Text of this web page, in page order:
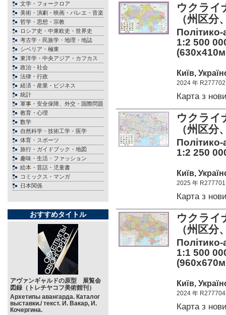
文学・フォークロア
美術・演劇・映画・バレエ・音楽
哲学・思想・宗教
ロシア史・中東欧史・世界史
考古学・民族学・地理・地誌
シベリア・極東
東洋学・中央アジア・カフカス
政治・社会
法律・行政
経済・産業・ビジネス
統計
軍事・安全保障、外交・国際問題
教育・心理
数学
自然科学・技術工学・医学
体育・スポーツ
旅行・ガイドブック・地図
趣味・生活・ファッション
絵本・昔話・児童書
コミックス・マンガ
日本関係
おすすめタイトル
アヴァンギャルドの原型 展覧会
図録（トレチヤコフ美術館刊）
Архетипы авангарда. Каталог
выставки./ текст. И. Вакар, И.
Кочергина.
ウクライ
（州区
Політико-
1:2 500
Київ,
2024 年 R277702
Карта з
ウクライ
（州区
Політико-
1:2 250
Київ,
2025 年 R277701
Карта з
ウクライ
（州区
Політико-
1:1 500
Київ,
2024 年 R277704
Карта з